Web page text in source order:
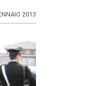
2013